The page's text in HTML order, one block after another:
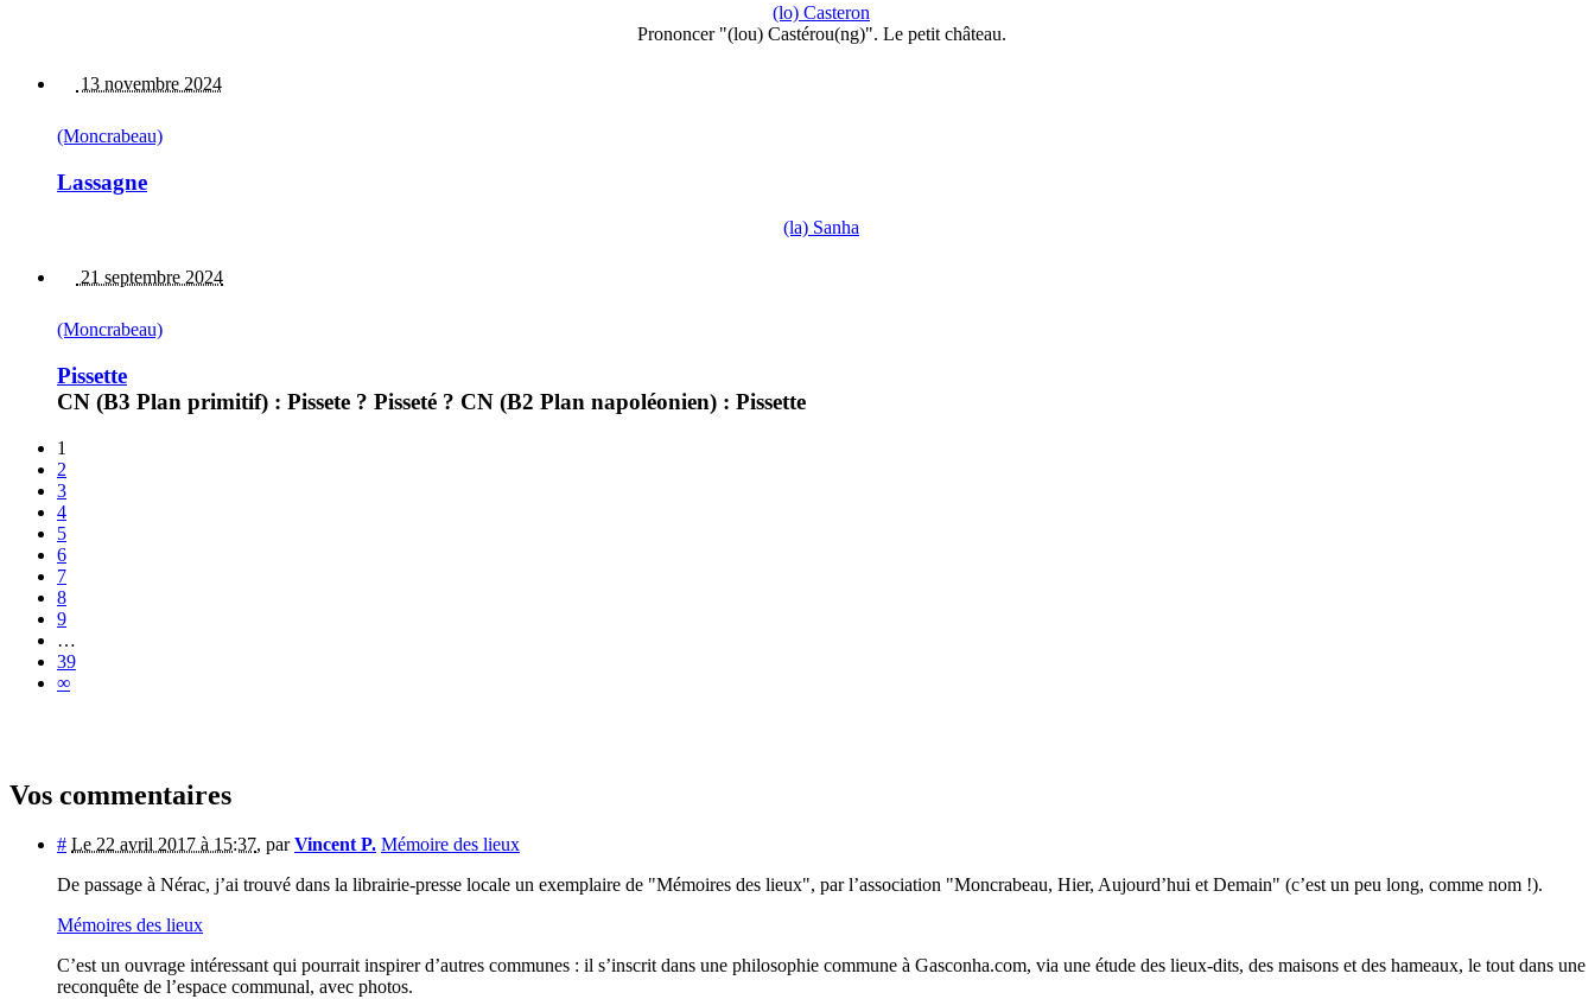
(lo) Casteron
Prononcer "(lou) Castérou(ng)". Le petit château.
13 novembre 2024
(Moncrabeau)
Lassagne
(la) Sanha
21 septembre 2024
(Moncrabeau)
Pissette
CN (B3 Plan primitif) : Pissete ? Pisseté ? CN (B2 Plan napoléonien) : Pissette
1
2
3
4
5
6
7
8
9
…
39
∞
Vos commentaires
# Le 22 avril 2017 à 15:37, parVincent P. Mémoire des lieux
De passage à Nérac, j’ai trouvé dans la librairie-presse locale un exemplaire de "Mémoires des lieux", par l’association "Moncrabeau, Hier, Aujourd’hui et Demain" (c’est un peu long, comme nom !).
Mémoires des lieux
C’est un ouvrage intéressant qui pourrait inspirer d’autres communes : il s’inscrit dans une philosophie commune à Gasconha.com, via une étude des lieux-dits, des maisons et des hameaux, le tout dans une
reconquête de l’espace communal, avec photos.